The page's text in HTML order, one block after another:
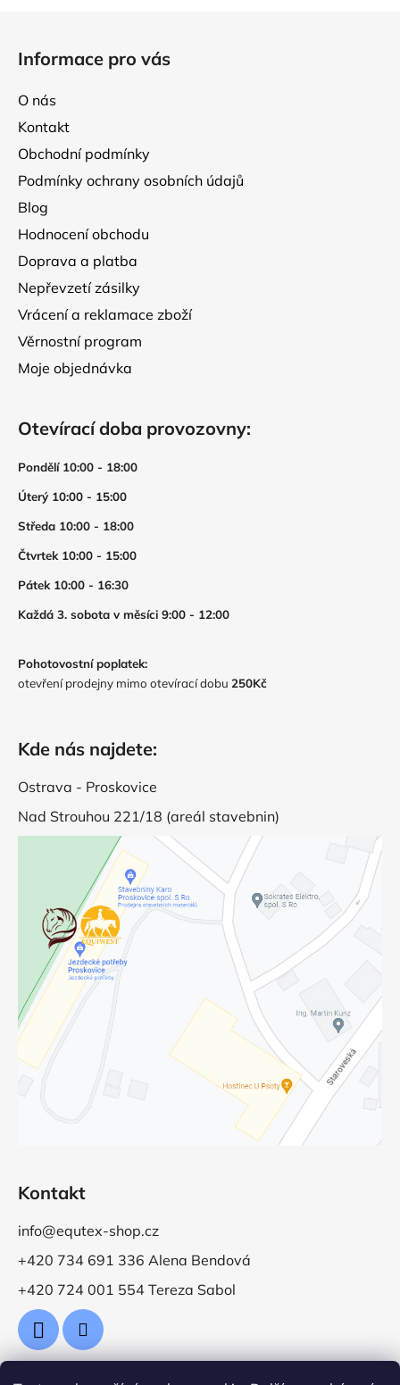
Informace pro vás
O nás
Kontakt
Obchodní podmínky
Podmínky ochrany osobních údajů
Blog
Hodnocení obchodu
Doprava a platba
Nepřevzetí zásilky
Vrácení a reklamace zboží
Věrnostní program
Moje objednávka
Otevírací doba provozovny:
Pondělí 10:00 - 18:00
Úterý 10:00 - 15:00
Středa 10:00 - 18:00
Čtvrtek 10:00 - 15:00
Pátek 10:00 - 16:30
Každá 3. sobota v měsíci 9:00 - 12:00
Pohotovostní poplatek:
otevření prodejny mimo otevírací dobu 250Kč
Kde nás najdete:
Ostrava - Proskovice
Nad Strouhou 221/18 (areál stavebnin)
Kontakt
info@equtex-shop.cz
+420 734 691 336 Alena Bendová
+420 724 001 554 Tereza Sabol